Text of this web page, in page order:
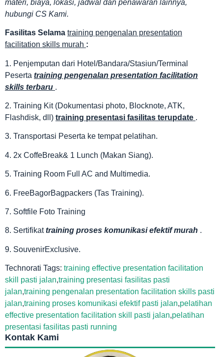
materi, biaya, lokasi, jadwal dan penawaran lainnya,
hubungi CS Kami.
Fasilitas Selama training pengenalan presentation
facilitation skills murah :
1. Penjemputan dari Hotel/Bandara/Stasiun/Terminal
Peserta training pengenalan presentation facilitation
skills terbaru .
2. Training Kit (Dokumentasi photo, Blocknote, ATK,
Flashdisk, dll) training presentasi fasilitas terupdate .
3. Transportasi Peserta ke tempat pelatihan.
4. 2x CoffeBreak& 1 Lunch (Makan Siang).
5. Training Room Full AC and Multimedia.
6. FreeBagorBagpackers (Tas Training).
7. Softfile Foto Training
8. Sertifikattraining proses komunikasi efektif murah .
9. SouvenirExclusive.
Technorati Tags: training effective presentation facilitation
skill pasti jalan,training presentasi fasilitas pasti
jalan,training pengenalan presentation facilitation skills pasti
jalan,training proses komunikasi efektif pasti jalan,pelatihan
effective presentation facilitation skill pasti jalan,pelatihan
presentasi fasilitas pasti running
Kontak Kami